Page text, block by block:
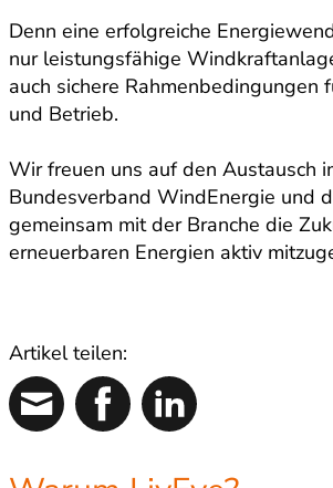
Denn eine erfolgreiche
nur leistungsfähige
auch sichere Rahmenbedingungen
und Betrieb.
Wir freuen uns auf den Austausch
Bundesverband WindEnergie und
gemeinsam mit der Branche die
erneuerbaren Energien aktiv
Artikel teilen: